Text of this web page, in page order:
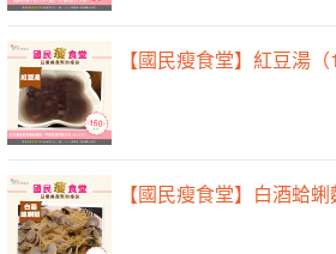
【國民瘦食堂】紅豆湯（
【國民瘦食堂】白酒蛤